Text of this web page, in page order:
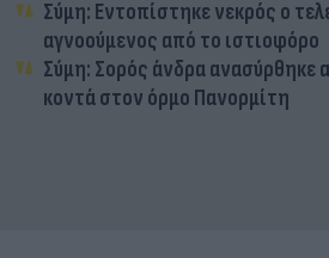
Σύμη: Εντοπίστηκε νεκρός ο
αγνοούμενος από το ιστιοφόρο
Σύμη: Σορός άνδρα ανασύρθηκε
κοντά στον όρμο Πανορμίτη